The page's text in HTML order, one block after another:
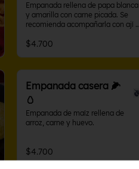
Empanada rellena de papa blanca
y amarilla con carne picada. Se
recomienda acompañarla con ají
$4.700
Empanada casera 🌽
🥚
Empanada de maíz rellena de
arroz, carne y huevo.
$4.700